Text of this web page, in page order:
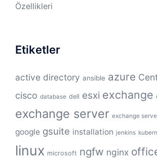
Özellikleri
Etiketler
active directory ansible azure
cisco database dell esxi exchange
exchange server exchange
google gsuite installation jenkins
linux microsoft ngfw nginx